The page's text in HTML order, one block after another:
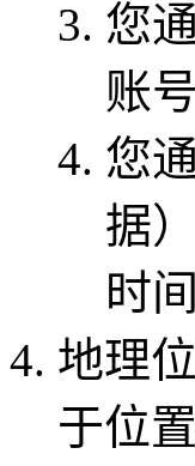
您
账
您
据
时
地理
于位